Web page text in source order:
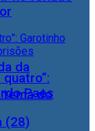
da
tema do
(28)
Paes